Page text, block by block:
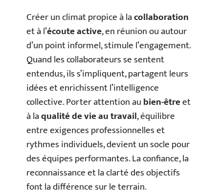
Créer un climat propice à lacollaboration
et à l’écoute active, en réunion ou autour
d’un point informel, stimule l’engagement.
Quand les collaborateurs se sentent
entendus, ils s’impliquent, partagent leurs
idées et enrichissent l’intelligence
collective. Porter attention aubien-êtreet
à laqualité de vie au travail, équilibre
entre exigences professionnelles et
rythmes individuels, devient un socle pour
des équipes performantes. La confiance, la
reconnaissance et la clarté des objectifs
font la différence sur le terrain.